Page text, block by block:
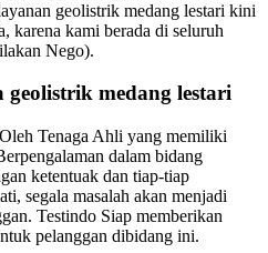
geolistrik medang lestari kini
karena kami berada di seluruh
Nego).
geolistrik medang lestari
Tenaga Ahli yang memiliki
dalam bidang
ketentuak dan tiap-tiap
segala masalah akan menjadi
Testindo Siap memberikan
pelanggan dibidang ini.